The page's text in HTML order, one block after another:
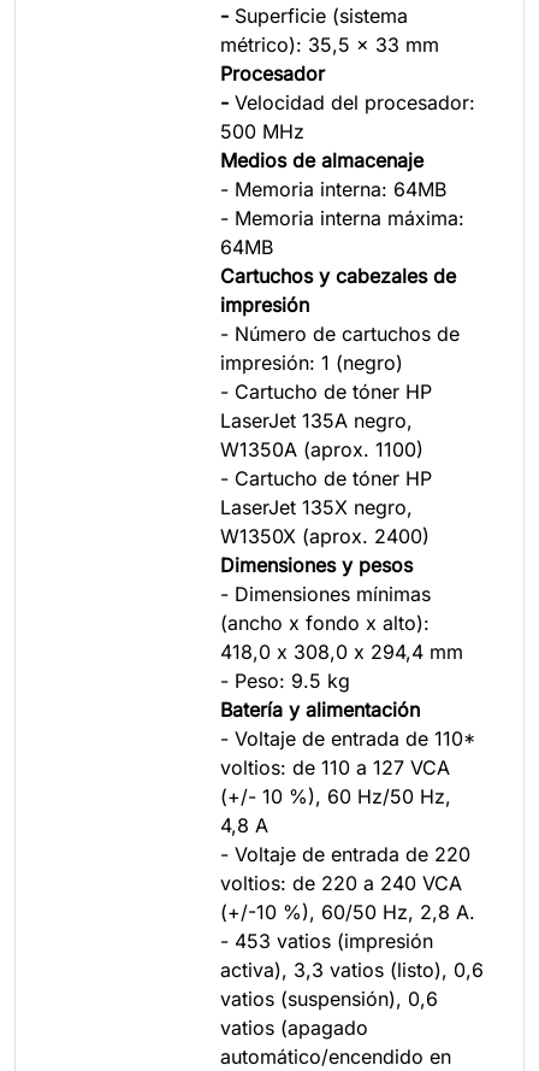
- Superficie (sistema
métrico): 35,5 x 33 mm
Procesador
- Velocidad del procesador:
500 MHz
Medios de almacenaje
- Memoria interna: 64MB
- Memoria interna máxima:
64MB
Cartuchos y cabezales de
impresión
- Número de cartuchos de
impresión: 1 (negro)
- Cartucho de tóner HP
LaserJet 135A negro,
W1350A (aprox. 1100)
- Cartucho de tóner HP
LaserJet 135X negro,
W1350X (aprox. 2400)
Dimensiones y pesos
- Dimensiones mínimas
(ancho x fondo x alto):
418,0 x 308,0 x 294,4 mm
- Peso: 9.5 kg
Batería y alimentación
- Voltaje de entrada de 110*
voltios: de 110 a 127 VCA
(+/- 10 %), 60 Hz/50 Hz,
4,8 A
- Voltaje de entrada de 220
voltios: de 220 a 240 VCA
(+/-10 %), 60/50 Hz, 2,8 A.
- 453 vatios (impresión
activa), 3,3 vatios (listo), 0,6
vatios (suspensión), 0,6
vatios (apagado
automático/encendido en